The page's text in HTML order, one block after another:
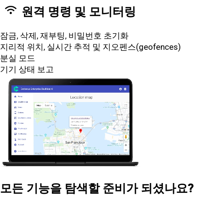
wifi 원격 명령 및 모니터링
잠금, 삭제, 재부팅, 비밀번호 초기화
지리적 위치, 실시간 추적 및 지오펜스(geofences)
분실 모드
기기 상태 보고
모든 기능을 탐색할 준비가 되셨나요?